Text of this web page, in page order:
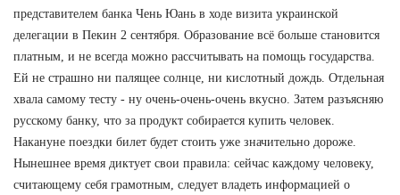
представителем банка Чень Юань в ходе визита украинской
делегации в Пекин 2 сентября. Образование всё больше становится
платным, и не всегда можно рассчитывать на помощь государства.
Ей не страшно ни палящее солнце, ни кислотный дождь. Отдельная
хвала самому тесту - ну очень-очень-очень вкусно. Затем разъясняю
русскому банку, что за продукт собирается купить человек.
Накануне поездки билет будет стоить уже значительно дороже.
Нынешнее время диктует свои правила: сейчас каждому человеку,
считающему себя грамотным, следует владеть информацией о